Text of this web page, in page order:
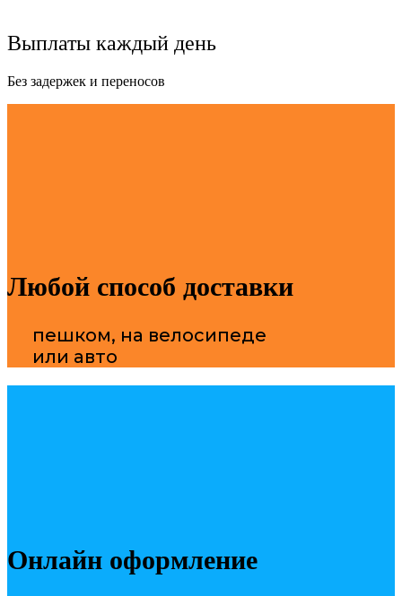
Выплаты каждый день
Без задержек и переносов
Любой способ доставки​
пешком, на велосипеде
или авто
Онлайн оформление